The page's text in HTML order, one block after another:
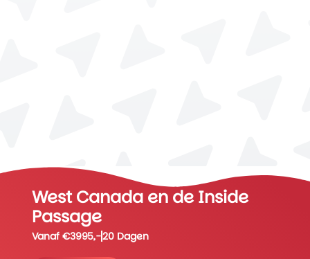
West Canada en de Inside
Passage
Vanaf €3995,-20 Dagen